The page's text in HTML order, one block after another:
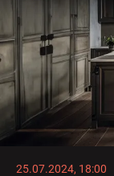
25.07.2024, 18:00